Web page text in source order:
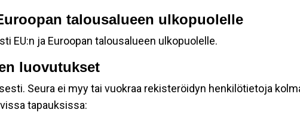
talousalueen ulkopuolelle
EU:n ja Euroopan talousalueen ulkopuolelle.
luovutukset
Seura ei myy tai vuokraa rekisteröidyn henkilötietoja
tapauksissa: